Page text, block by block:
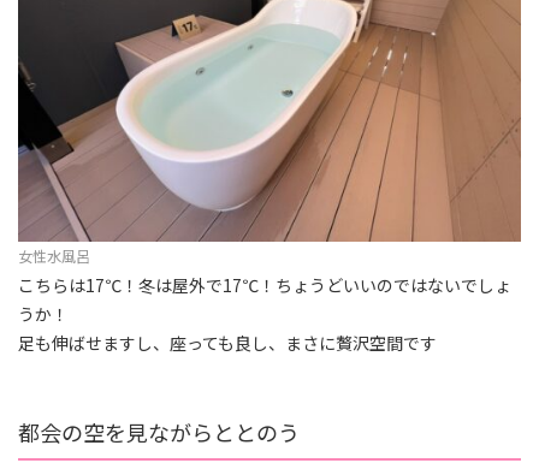
女性水風呂
こちらは17℃！冬は屋外で17℃！ちょうどいいのではないでしょ
うか！
足も伸ばせますし、座っても良し、まさに贅沢空間です
都会の空を見ながらととのう